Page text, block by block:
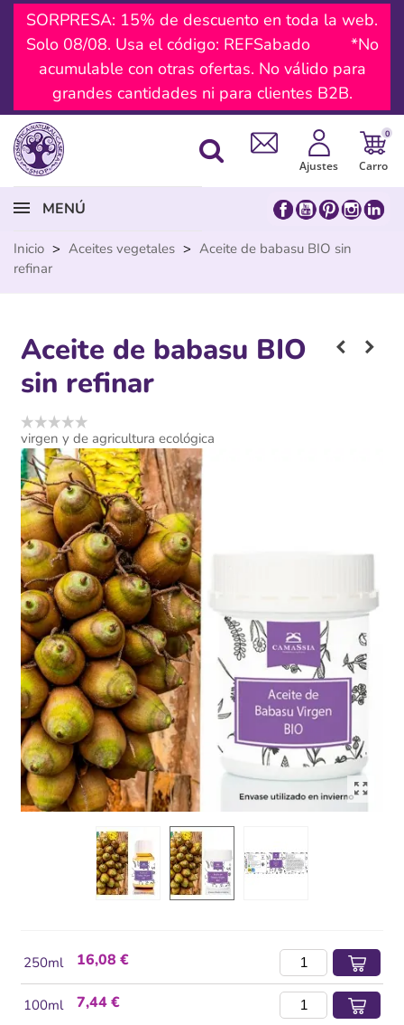
SORPRESA: 15% de descuento en toda la web.
Solo 08/08. Usa el código: REFSabado *No
acumulable con otras ofertas. No válido para
grandes cantidades ni para clientes B2B.
Ajustes
0
Carro
MENÚ
Inicio > Aceites vegetales > Aceite de babasu BIO sin
refinar
Aceite de babasu BIO
sin refinar
virgen y de agricultura ecológica
250ml 16,08 €
100ml 7,44 €